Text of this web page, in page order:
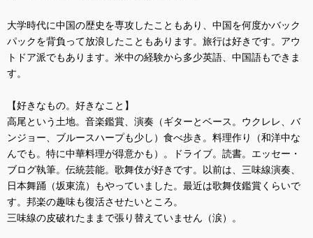
大学時代に中国の歴史を専攻したこともあり、中国を何度かバック
パックを背負って放浪したこともあります。旅行は好きです。アウ
トドア派でもあります。米中の経験から多少英語、中国語もできま
す。
【好きなもの。好きなこと】
高尾という土地。音楽鑑賞、演奏（ギターとベース。ウクレレ、バ
ンジョー、ブルースハープも少し）食べ歩き。料理作り（和洋中な
んでも。特に中華料理が得意かも）。ドライブ。読書。エッセー・
ブログ執筆。伝統芸能。歌舞伎が好きです。以前は、三味線演奏、
日本舞踊（坂東流）もやっていました。最近は歌舞伎鑑賞くらいで
す。邦楽の趣味も復活させたいところ。
三味線の皮破れたままで張り替えていません（涙）。